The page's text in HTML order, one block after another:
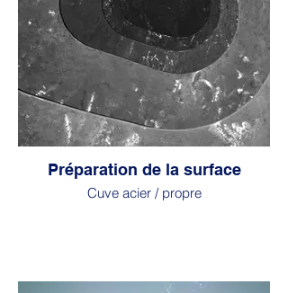
Préparation de la surface
Cuve acier / propre